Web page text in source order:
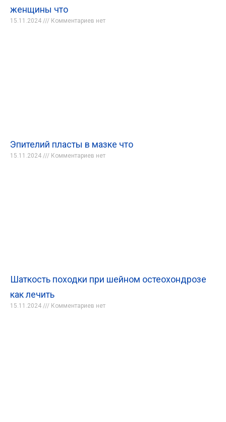
женщины что
15.11.2024 Комментариев нет
Эпителий пласты в мазке что
15.11.2024 Комментариев нет
Шаткость походки при шейном остеохондрозе
как лечить
15.11.2024 Комментариев нет